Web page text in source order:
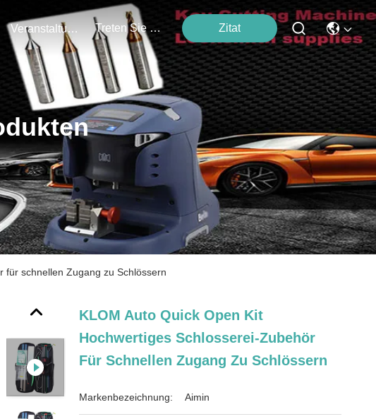
Veranstaltungen Treten Sie Mit Uns In Verbindung Zitat
für schnellen Zugang zu Schlössern
KLOM Auto Quick Open Kit
Hochwertiges Schlosserei-Zubehör
Für Schnellen Zugang Zu Schlössern
Markenbezeichnung: Aimin